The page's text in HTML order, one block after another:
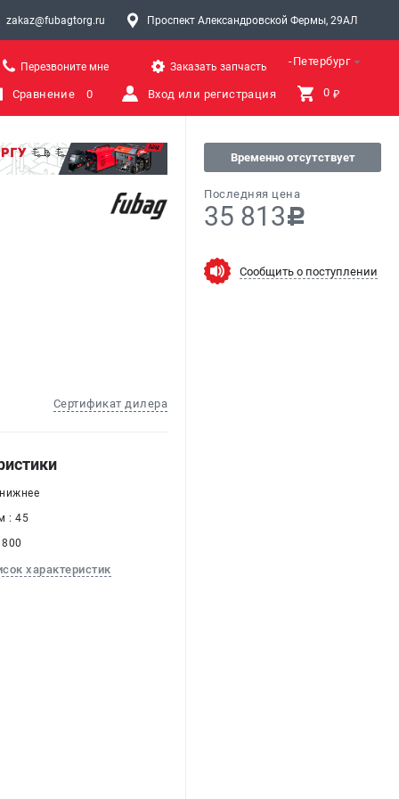
zakaz@fubagtorg.ru Проспект Александровской Фермы, 29АЛ
Санкт-Петербург
Перезвоните мне Заказать запчасть
Сравнение 0 Вход или регистрация 0 ₽
Сертификат дилера
Временно отсутствует
Последняя цена
35 813c
Сообщить о поступлении
: 45
характеристик